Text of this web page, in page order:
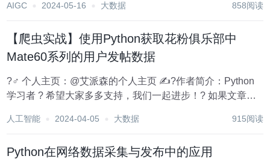
而，这些平台上的海量数据也吸引了众多爬虫技术爱好者的
AIGC 2024-05-16 大数据 858阅读
【爬虫实战】使用Python获取花粉俱乐部中
Mate60系列的用户发帖数据
?‍♂️ 个人主页：@艾派森的个人主页 ✍?作者简介：Python
学习者 ? 希望大家多多支持，我们一起进步！? 如果文章对
人工智能 2024-04-05 大数据 915阅读
Python在网络数据采集与发布中的应用